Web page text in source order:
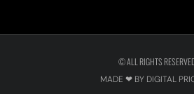
© ALL RIGHTS
MADE ❤ BY DIGITAL